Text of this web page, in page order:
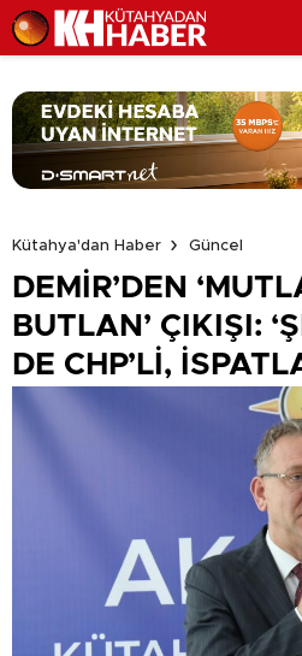
Kütahya'dan Haber
Güncel
DEMİR’DEN
BUTLAN’ ÇIKIŞI:
DE CHP’Lİ,